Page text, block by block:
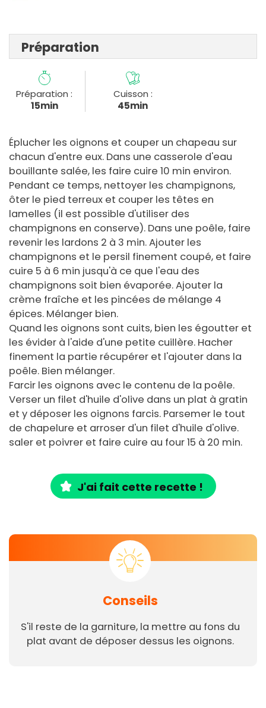
Préparation
Préparation :
15min
Cuisson :
45min
Éplucher les oignons et couper un chapeau sur
chacun d'entre eux. Dans une casserole d'eau
bouillante salée, les faire cuire 10 min environ.
Pendant ce temps, nettoyer les champignons,
ôter le pied terreux et couper les têtes en
lamelles (il est possible d'utiliser des
champignons en conserve). Dans une poêle, faire
revenir les lardons 2 à 3 min. Ajouter les
champignons et le persil finement coupé, et faire
cuire 5 à 6 min jusqu'à ce que l'eau des
champignons soit bien évaporée. Ajouter la
crème fraîche et les pincées de mélange 4
épices. Mélanger bien.
Quand les oignons sont cuits, bien les égoutter et
les évider à l'aide d'une petite cuillère. Hacher
finement la partie récupérer et l'ajouter dans la
poêle. Bien mélanger.
Farcir les oignons avec le contenu de la poêle.
Verser un filet d'huile d'olive dans un plat à gratin
et y déposer les oignons farcis. Parsemer le tout
de chapelure et arroser d'un filet d'huile d'olive.
saler et poivrer et faire cuire au four 15 à 20 min.
J'ai fait cette recette !
Conseils
S'il reste de la garniture, la mettre au fons du
plat avant de déposer dessus les oignons.